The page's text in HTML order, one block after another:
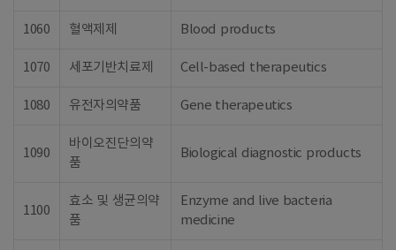
1060 혈액제제 Blood products
1070 세포기반치료제 Cell-based therapeutics
1080 유전자의약품 Gene therapeutics
1090
바이오진단의약
품
Biological diagnostic products
1100
효소 및 생균의약
품
Enzyme and live bacteria
medicine